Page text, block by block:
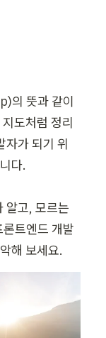
의 뜻과 같이
도처럼 정리
자가 되기 위
다.
알고, 모르는
트엔드 개발
해 보세요.